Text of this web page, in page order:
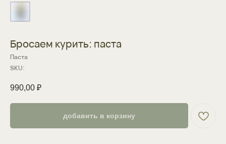
Бросаем курить: паста
Паста
SKU:
990,00 ₽
добавить в корзину